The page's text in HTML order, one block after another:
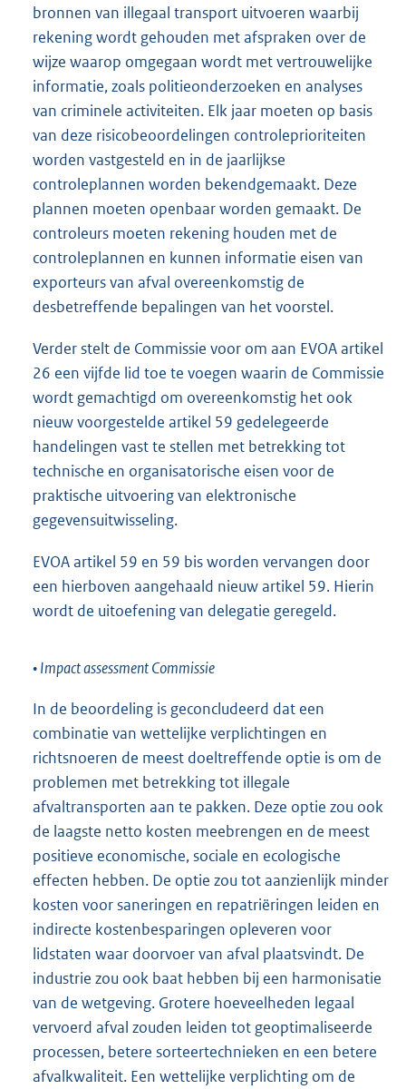
bronnen van illegaal transport uitvoeren waarbij
rekening wordt gehouden met afspraken over de
wijze waarop omgegaan wordt met vertrouwelijke
informatie, zoals politieonderzoeken en analyses
van criminele activiteiten. Elk jaar moeten op basis
van deze risicobeoordelingen controleprioriteiten
worden vastgesteld en in de jaarlijkse
controleplannen worden bekendgemaakt. Deze
plannen moeten openbaar worden gemaakt. De
controleurs moeten rekening houden met de
controleplannen en kunnen informatie eisen van
exporteurs van afval overeenkomstig de
desbetreffende bepalingen van het voorstel.
Verder stelt de Commissie voor om aan EVOA artikel
26 een vijfde lid toe te voegen waarin de Commissie
wordt gemachtigd om overeenkomstig het ook
nieuw voorgestelde artikel 59 gedelegeerde
handelingen vast te stellen met betrekking tot
technische en organisatorische eisen voor de
praktische uitvoering van elektronische
gegevensuitwisseling.
EVOA artikel 59 en 59 bis worden vervangen door
een hierboven aangehaald nieuw artikel 59. Hierin
wordt de uitoefening van delegatie geregeld.
• Impact assessment Commissie
In de beoordeling is geconcludeerd dat een
combinatie van wettelijke verplichtingen en
richtsnoeren de meest doeltreffende optie is om de
problemen met betrekking tot illegale
afvaltransporten aan te pakken. Deze optie zou ook
de laagste netto kosten meebrengen en de meest
positieve economische, sociale en ecologische
effecten hebben. De optie zou tot aanzienlijk minder
kosten voor saneringen en repatriëringen leiden en
indirecte kostenbesparingen opleveren voor
lidstaten waar doorvoer van afval plaatsvindt. De
industrie zou ook baat hebben bij een harmonisatie
van de wetgeving. Grotere hoeveelheden legaal
vervoerd afval zouden leiden tot geoptimaliseerde
processen, betere sorteertechnieken en een betere
afvalkwaliteit. Een wettelijke verplichting om de